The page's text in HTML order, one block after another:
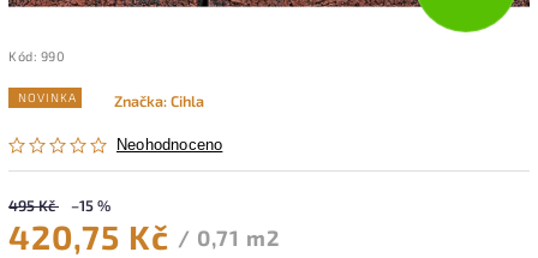
Kód: 990
NOVINKA
Neohodnoceno
Značka:Cihla
495 Kč –15 %
420,75 Kč / 0,71 m2